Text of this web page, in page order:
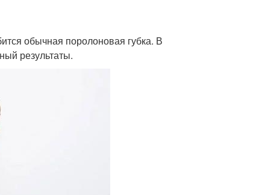
обычная поролоновая губка. В
результаты.